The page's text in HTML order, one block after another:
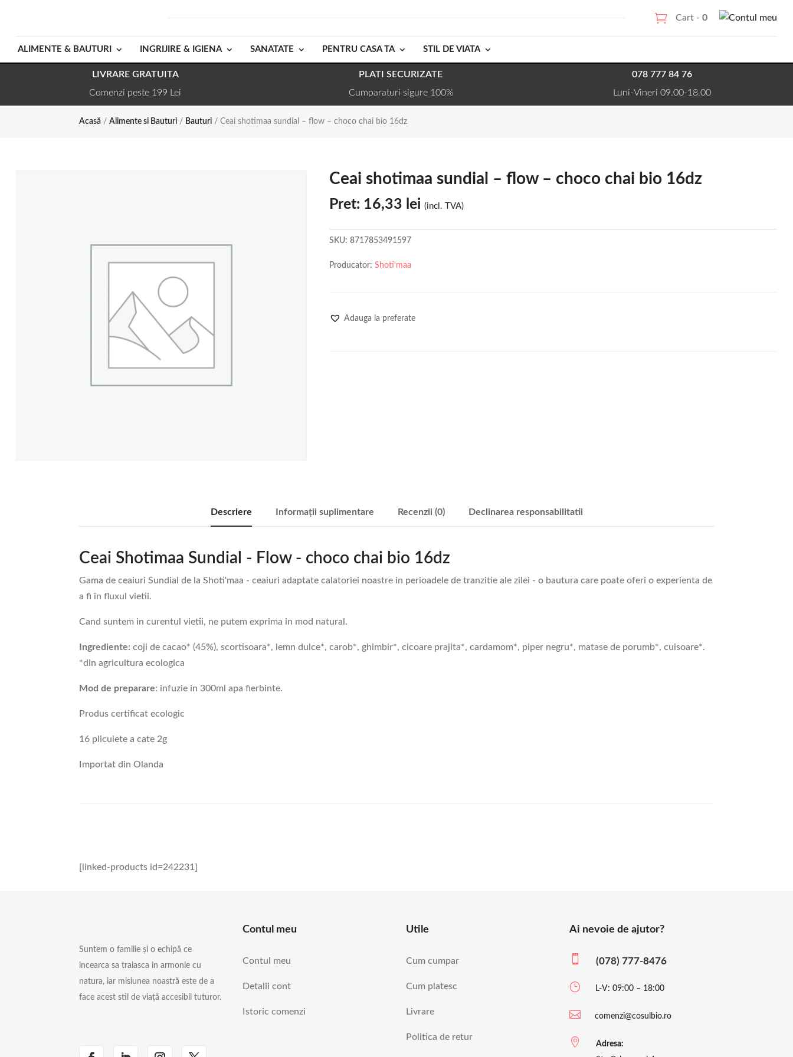
Cart -0
ALIMENTE & BAUTURI INGRIJIRE & IGIENA SANATATE PENTRU CASA TA STIL DE VIATA
LIVRARE GRATUITA
Comenzi peste 199 Lei
PLATI SECURIZATE
Cumparaturi sigure 100%
078 777 84 76
Luni-Vineri 09.00-18.00
Acasă /Alimente si Bauturi / Bauturi / Ceai shotimaa sundial – flow – choco chai bio 16dz
Ceai shotimaa sundial – flow – choco chai bio 16dz
Pret: 16,33 lei (incl. TVA)
SKU:8717853491597
Producator:Shoti'maa
Adauga la preferate
Descriere Informații suplimentare Recenzii (0) Declinarea responsabilitatii
Ceai Shotimaa Sundial - Flow - choco chai bio 16dz
Gama de ceaiuri Sundial de la Shoti'maa - ceaiuri adaptate calatoriei noastre in perioadele de tranzitie ale zilei - o bautura care poate oferi o experienta de
a fi în fluxul vietii.
Cand suntem in curentul vietii, ne putem exprima in mod natural.
Ingrediente: coji de cacao* (45%), scortisoara*, lemn dulce*, carob*, ghimbir*, cicoare prajita*, cardamom*, piper negru*, matase de porumb*, cuisoare*.
*din agricultura ecologica
Mod de preparare: infuzie in 300ml apa fierbinte.
Produs certificat ecologic
16 pliculete a cate 2g
Importat din Olanda
[linked-products id=242231]
Suntem o familie și o echipă ce
incearca sa traiasca in armonie cu
natura, iar misiunea noastră este de a
face acest stil de viață accesibil tuturor.
Contul meu
Contul meu
Detalii cont
Istoric comenzi
Utile
Cum cumpar
Cum platesc
Livrare
Politica de retur
Ai nevoie de ajutor?
 (078) 777-8476
} L-V: 09:00 – 18:00
 comenzi@cosulbio.ro

Adresa: